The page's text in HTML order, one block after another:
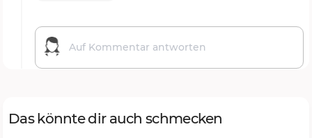
Das könnte dir auch schmecken